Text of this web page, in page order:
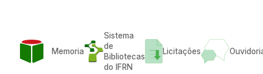
Memoria
Sistema
de
Bibliotecas
do IFRN
Licitações